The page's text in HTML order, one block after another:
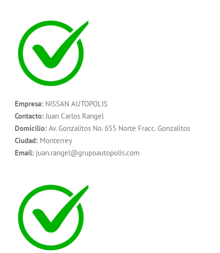
Empresa: NISSAN AUTOPOLIS
Contacto: Juan Carlos Rangel
Domicilio: Av. Gonzalitos No. 655 Norte Fracc. Gonzalitos
Ciudad: Monterrey
Email: juan.rangel@grupoautopolis.com